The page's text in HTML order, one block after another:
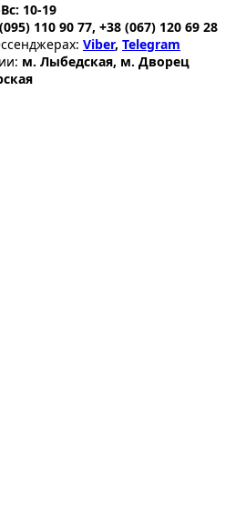
10-19
110 90 77, +38 (067) 120 69 28
Viber, Telegram
м. Лыбедская, м. Дворец